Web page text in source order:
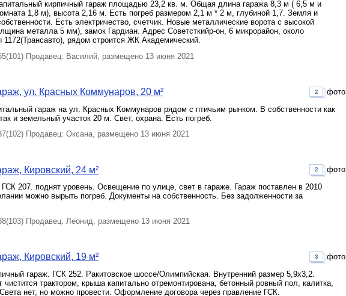
кирпичный гараж площадью 23,2 кв. м. Общая длина гаража 8,3 м ( 6,5 м и
1,8 м), высота 2,16 м. Есть погреб размером 2,1 м * 2 м, глубиной 1,7. Земля и
Есть электричество, счетчик. Новые металлические ворота с высокой
металла 5 мм), замок Гардиан. Адрес Советсткийр-он, 6 микрорайон, около
1172(Трансавто), рядом строится ЖК Академический.
Продавец: Василий, размещено 13 июня 2021
ул. Красных Коммунаров, 20 м²
гараж на ул. Красных Коммунаров рядом с птичьим рынком. В собственности как
и земельный участок 20 м. Свет, охрана. Есть погреб.
2 фото
Продавец: Оксана, размещено 13 июня 2021
Кировский, 24 м²
ГСК 207. поднят уровень. Освещение по улице, свет в гараже. Гараж поставлен в 2010
можно вырыть погреб. Документы на собственность. Без задолженности за
2 фото
Продавец: Леонид, размещено 13 июня 2021
Кировский, 19 м²
гараж. ГСК 252. Ракитовское шоссе/Олимпийская. Внутренний размер 5,9х3,2.
чистится трактором, крыша капитально отремонтирована, бетонный ровный пол, калитка,
нет, но можно провести. Оформление договора через правление ГСК.
3 фото